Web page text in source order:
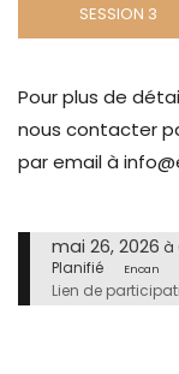
SESSION 3
Pour plus de
nous contacter
par email à
mai 26, 2026 à
Planifié Encan
Lien de